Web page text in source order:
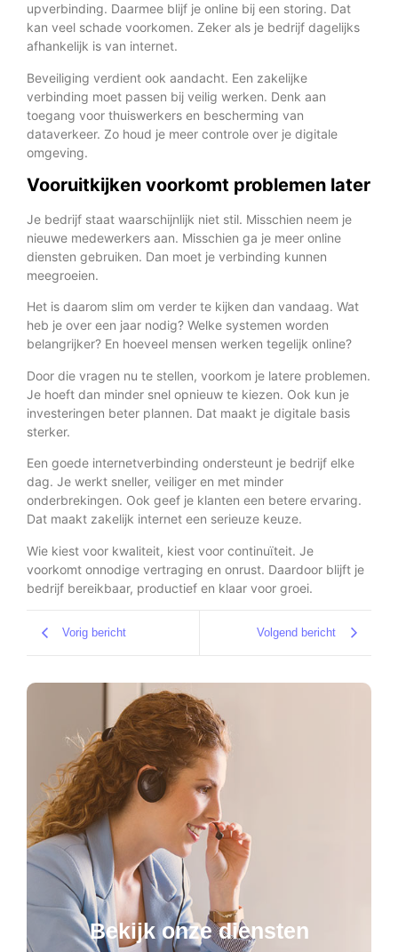
upverbinding. Daarmee blijf je online bij een storing. Dat
kan veel schade voorkomen. Zeker als je bedrijf dagelijks
afhankelijk is van internet.
Beveiliging verdient ook aandacht. Een zakelijke
verbinding moet passen bij veilig werken. Denk aan
toegang voor thuiswerkers en bescherming van
dataverkeer. Zo houd je meer controle over je digitale
omgeving.
Vooruitkijken voorkomt problemen later
Je bedrijf staat waarschijnlijk niet stil. Misschien neem je
nieuwe medewerkers aan. Misschien ga je meer online
diensten gebruiken. Dan moet je verbinding kunnen
meegroeien.
Het is daarom slim om verder te kijken dan vandaag. Wat
heb je over een jaar nodig? Welke systemen worden
belangrijker? En hoeveel mensen werken tegelijk online?
Door die vragen nu te stellen, voorkom je latere problemen.
Je hoeft dan minder snel opnieuw te kiezen. Ook kun je
investeringen beter plannen. Dat maakt je digitale basis
sterker.
Een goede internetverbinding ondersteunt je bedrijf elke
dag. Je werkt sneller, veiliger en met minder
onderbrekingen. Ook geef je klanten een betere ervaring.
Dat maakt zakelijk internet een serieuze keuze.
Wie kiest voor kwaliteit, kiest voor continuïteit. Je
voorkomt onnodige vertraging en onrust. Daardoor blijft je
bedrijf bereikbaar, productief en klaar voor groei.
Vorig bericht Volgend bericht
Bekijk onze diensten